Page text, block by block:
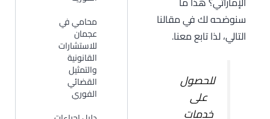
سنوضحه لك في مقالنا
التالي، لذا تابع معنا.
للحصول
على
خدمات
​محامي في
عجمان
للاستشارات
القانونية
والتمثيل
القضائي
الفوري